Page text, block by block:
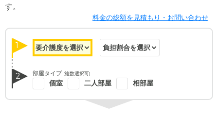
す。
料金の総額を見積もり・お問い合わせ
1
2 部屋タイプ (複数選択可)
個室 二人部屋 相部屋